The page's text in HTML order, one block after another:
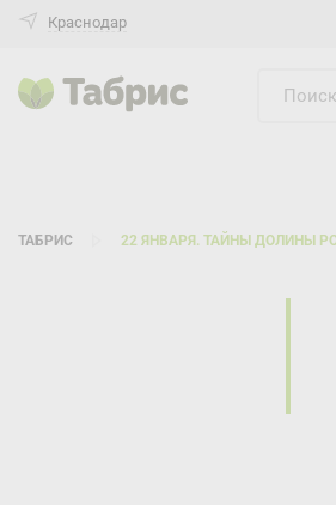
Краснодар
ТАБРИС 22 ЯНВАРЯ. ТАЙНЫ ДОЛИНЫ